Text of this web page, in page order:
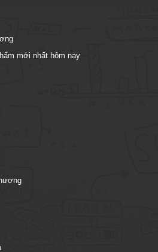
mới nhất hôm nay